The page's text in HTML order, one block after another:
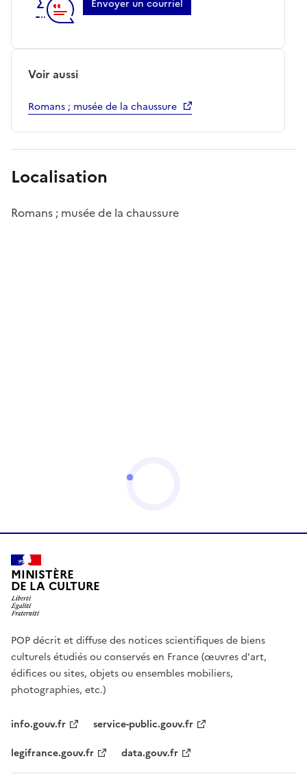
Envoyer un courriel
Voir aussi
Romans ; musée de la chaussure
Localisation
Romans ; musée de la chaussure
MINISTÈRE
DE LA CULTURE
POP décrit et diffuse des notices scientifiques de biens
culturels étudiés ou conservés en France (œuvres d'art,
édifices ou sites, objets ou ensembles mobiliers,
photographies, etc.)
info.gouv.fr
service-public.gouv.fr
legifrance.gouv.fr
data.gouv.fr